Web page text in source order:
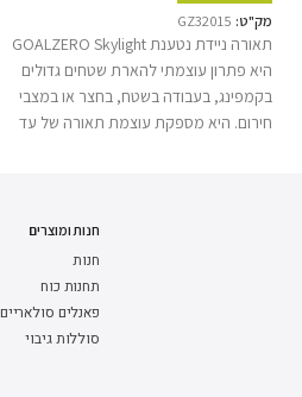
מק"ט: GZ32015
תאורה ניידת נטענת GOALZERO Skylight
היא פתרון עוצמתי להארת שטחים גדולים
בקמפינג, בעבודה בשטח, בחצר או במצבי
חירום. היא מספקת עוצמת תאורה של עד
להפעיל אותה באמצעות סוללה פנימית או
חנות ומוצרים
חנות
תחנות כוח
פאנלים סולאריים
סוללות גיבוי